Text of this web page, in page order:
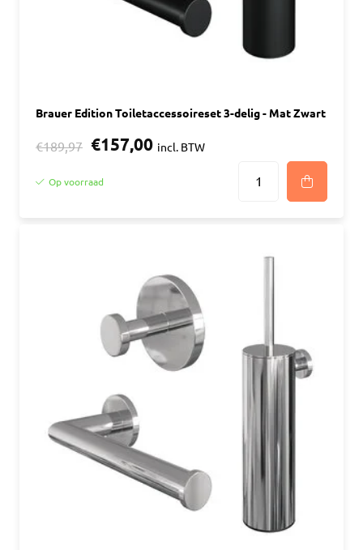
Brauer Edition Toiletaccessoireset 3-delig - Mat Zwart
€189,97 €157,00 incl. BTW
Op voorraad